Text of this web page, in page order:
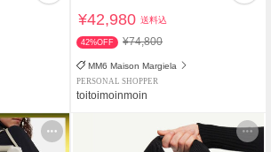
¥42,980送料込
42%OFF ¥74,800
MM6 Maison Margiela
PERSONAL SHOPPER
toitoimoinmoin